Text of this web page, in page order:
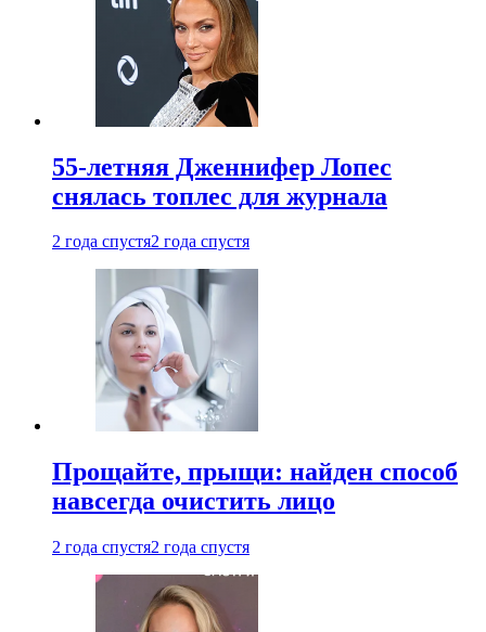
55-летняя Дженнифер Лопес
снялась топлес для журнала
2 года спустя2 года спустя
Прощайте, прыщи: найден способ
навсегда очистить лицо
2 года спустя2 года спустя